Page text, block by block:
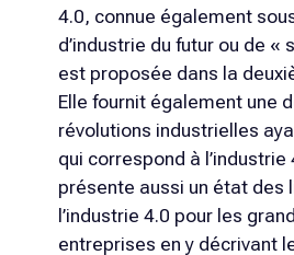
4.0, connue également
d’industrie du futur ou de «
est proposée dans la
Elle fournit également une
révolutions industrielles
qui correspond à l’industrie
présente aussi un état des
l’industrie 4.0 pour les
entreprises en y décrivant